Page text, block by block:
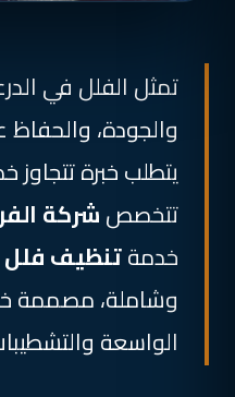
تمثل الفلل في
والجودة، والحفاظ
يتطلب خبرة تتجاوز
تتخصصشركة
خدمةتنظيف فلل
وشاملة، مصممة
الواسعة